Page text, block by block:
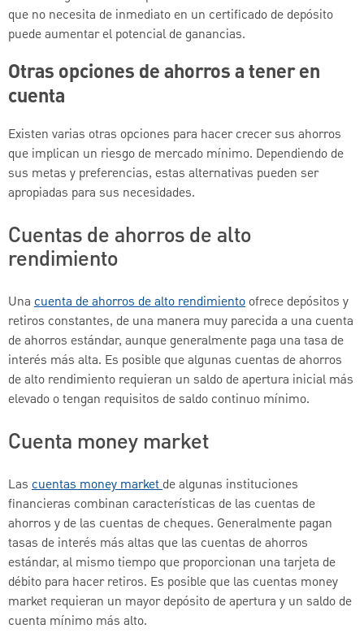
que no necesita de inmediato en un certificado de depósito
puede aumentar el potencial de ganancias.
Otras opciones de ahorros a tener en
cuenta
Existen varias otras opciones para hacer crecer sus ahorros
que implican un riesgo de mercado mínimo. Dependiendo de
sus metas y preferencias, estas alternativas pueden ser
apropiadas para sus necesidades.
Cuentas de ahorros de alto
rendimiento
Una cuenta de ahorros de alto rendimiento ofrece depósitos y
retiros constantes, de una manera muy parecida a una cuenta
de ahorros estándar, aunque generalmente paga una tasa de
interés más alta. Es posible que algunas cuentas de ahorros
de alto rendimiento requieran un saldo de apertura inicial más
elevado o tengan requisitos de saldo continuo mínimo.
Cuenta money market
Las cuentas money marketde algunas instituciones
financieras combinan características de las cuentas de
ahorros y de las cuentas de cheques. Generalmente pagan
tasas de interés más altas que las cuentas de ahorros
estándar, al mismo tiempo que proporcionan una tarjeta de
débito para hacer retiros. Es posible que las cuentas money
market requieran un mayor depósito de apertura y un saldo de
cuenta mínimo más alto.